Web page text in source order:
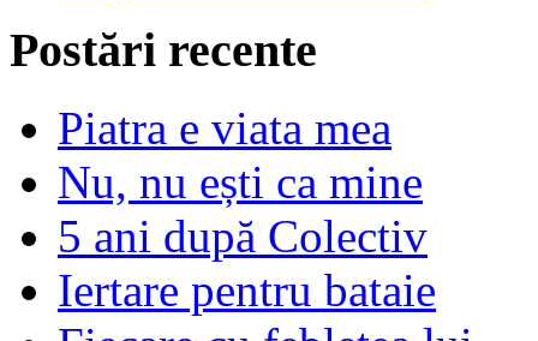
Postări recente
Piatra e viata mea
Nu, nu ești ca mine
5 ani după Colectiv
Iertare pentru bataie